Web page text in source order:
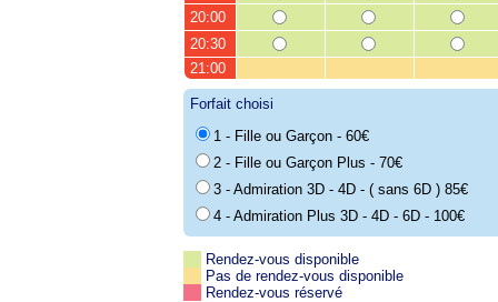
20:00
20:30
21:00
Forfait choisi
1 - Fille ou Garçon - 60€
2 - Fille ou Garçon Plus - 70€
3 - Admiration 3D - 4D - ( sans 6D ) 85€
4 - Admiration Plus 3D - 4D - 6D - 100€
Rendez-vous disponible
Pas de rendez-vous disponible
Rendez-vous réservé